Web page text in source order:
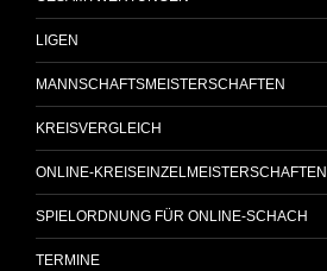
LIGEN
MANNSCHAFTSMEISTERSCHAFTEN
KREISVERGLEICH
ONLINE-KREISEINZELMEISTERSCHAFTEN
SPIELORDNUNG FÜR ONLINE-SCHACH
TERMINE